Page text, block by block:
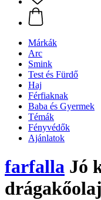
Márkák
Arc
Smink
Test és Fürdő
Haj
Férfiaknak
Baba és Gyermek
Témák
Fényvédők
Ajánlatok
farfalla Jó